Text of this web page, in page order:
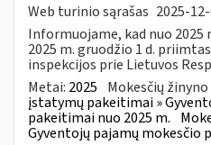
Web turinio sąrašas 2025-
Informuojame, kad nuo 2025
2025 m. gruodžio 1 d.
inspekcijos prie Lietuvos
Metai: 2025 Mokesčių
įstatymų pakeitimai »
pakeitimai nuo 2025 m.
Gyventojų pajamų mokesčio